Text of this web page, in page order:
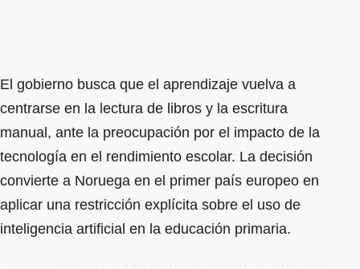
El gobierno busca que el aprendizaje vuelva a
centrarse en la lectura de libros y la escritura
manual, ante la preocupación por el impacto de la
tecnología en el rendimiento escolar. La decisión
convierte a Noruega en el primer país europeo en
aplicar una restricción explícita sobre el uso de
inteligencia artificial en la educación primaria.